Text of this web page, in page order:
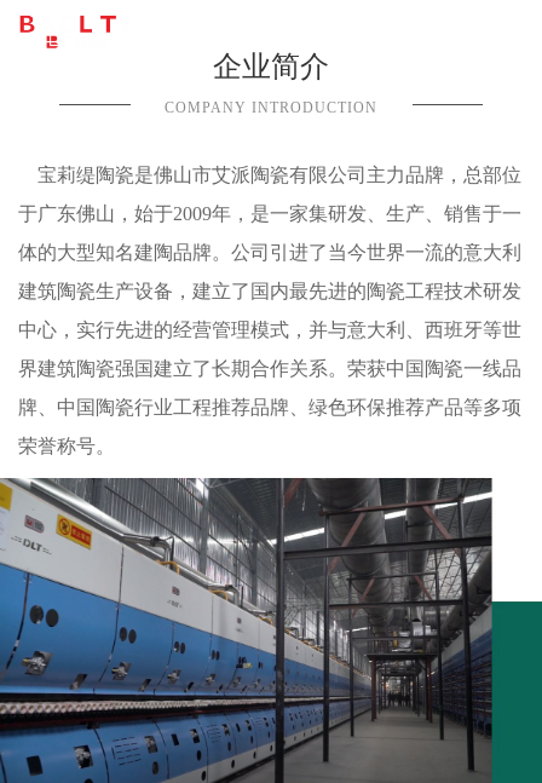
企业简介
COMPANY INTRODUCTION
宝莉缇陶瓷是佛山市艾派陶瓷有限公司主力品牌，总部位
于广东佛山，始于2009年，是一家集研发、生产、销售于一
体的大型知名建陶品牌。公司引进了当今世界一流的意大利
建筑陶瓷生产设备，建立了国内最先进的陶瓷工程技术研发
中心，实行先进的经营管理模式，并与意大利、西班牙等世
界建筑陶瓷强国建立了长期合作关系。荣获中国陶瓷一线品
牌、中国陶瓷行业工程推荐品牌、绿色环保推荐产品等多项
荣誉称号。